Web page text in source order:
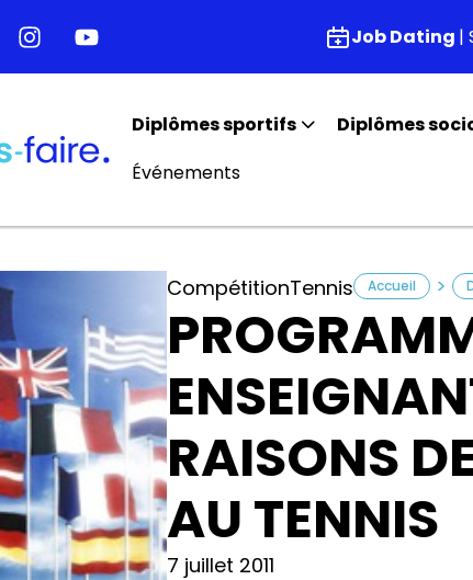
Job Dating |
Diplômes sportifs Diplômes
Événements
CompétitionTennis Accueil >
RAISONS
AU TENNIS
7 juillet 2011